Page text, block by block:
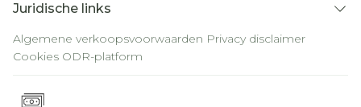
Juridische links
Algemene verkoopsvoorwaarden Privacy disclaimer
Cookies ODR-platform